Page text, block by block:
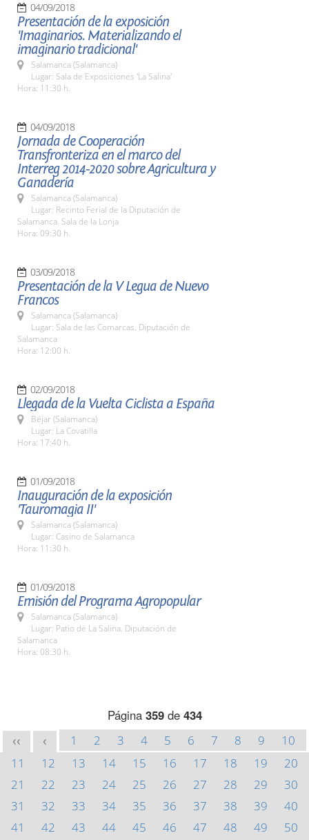
04/09/2018
Presentación de la exposición
'Imaginarios. Materializando el
imaginario tradicional'
Salamanca (Salamanca)
Lugar: Sala de Exposiciones 'La Salina'
Hora: 11:30 h.
04/09/2018
Jornada de Cooperación
Transfronteriza en el marco del
Interreg 2014-2020 sobre Agricultura y
Ganadería
Salamanca (Salamanca)
Lugar: Recinto Ferial de la Diputación de
Salamanca. Sala de la Lonja
Hora: 09:30 h.
03/09/2018
Presentación de la V Legua de Nuevo
Francos
Salamanca (Salamanca)
Lugar: Sala de las Comarcas. Diputación de
Salamanca
Hora: 12:00 h.
02/09/2018
Llegada de la Vuelta Ciclista a España
Béjar (Salamanca)
Lugar: La Covatilla
Hora: 17:40 h.
01/09/2018
Inauguración de la exposición
'Tauromagia II'
Salamanca (Salamanca)
Lugar: Casino de Salamanca
Hora: 11:30 h.
01/09/2018
Emisión del Programa Agropopular
Salamanca (Salamanca)
Lugar: Patio de La Salina. Diputación de
Salamanca
Hora: 08:30 h.
Página 359de 434
<< < 1 2 3 4 5 6 7 8 9
10
11
12 13 14 15 16 17 18 19
20
21
22 23 24 25 26 27 28 29
30
31
32 33 34 35 36 37 38 39
40
41
42 43 44 45 46 47 48 49
50